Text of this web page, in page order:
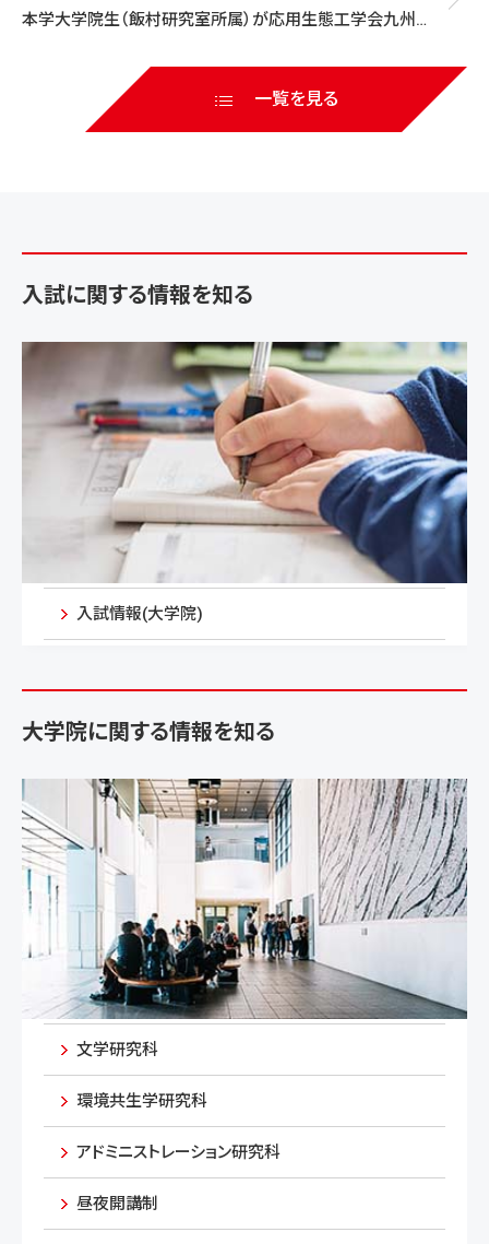
本学大学院生（飯村研究室所属）が応用生態工学会九州地
一覧を見る
入試に関する情報を知る
入試情報(大学院)
大学院に関する情報を知る
文学研究科
環境共生学研究科
アドミニストレーション研究科
昼夜開講制